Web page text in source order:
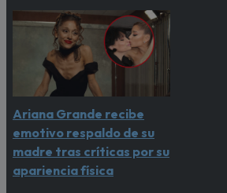
Ariana Grande recibe
emotivo respaldo de su
madre tras críticas por su
apariencia física